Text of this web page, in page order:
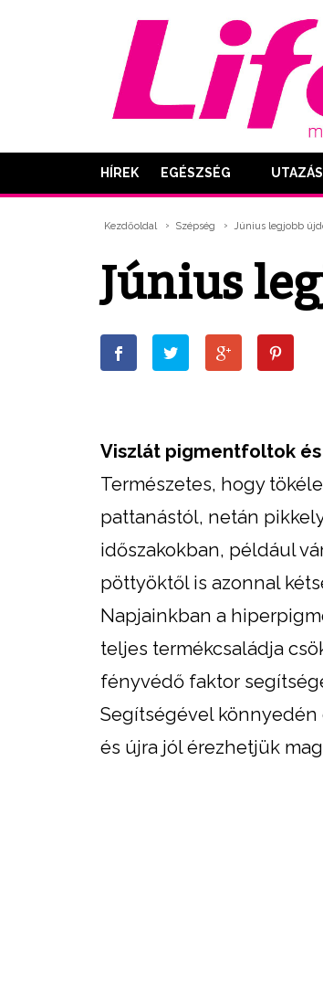
HÍREK EGÉSZSÉG
Kezdőoldal Szépség Június legjobb
Június
Viszlát pigmentfoltok
Természetes, hogy
pattanástól, netán
időszakokban, például
pöttyöktől is azonnal
Napjainkban a
teljes termékcsaládja
fényvédő faktor
Segítségével
és újra jól érezhetjük